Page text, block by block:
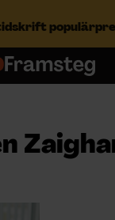
Prenumerera
Logga in